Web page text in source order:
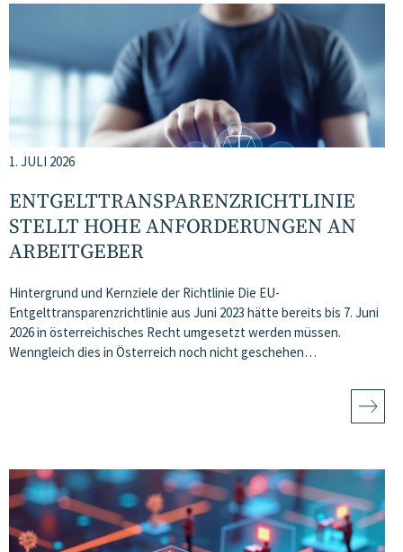
1. JULI 2026
ENTGELTTRANSPARENZ​­RICHTLINIE
STELLT HOHE ANFORDERUNGEN AN
ARBEITGEBER
Hintergrund und Kernziele der Richtlinie Die EU-
Entgelttransparenzrichtlinie aus Juni 2023 hätte bereits bis 7. Juni
2026 in österreichisches Recht umgesetzt werden müssen.
Wenngleich dies in Österreich noch nicht geschehen…